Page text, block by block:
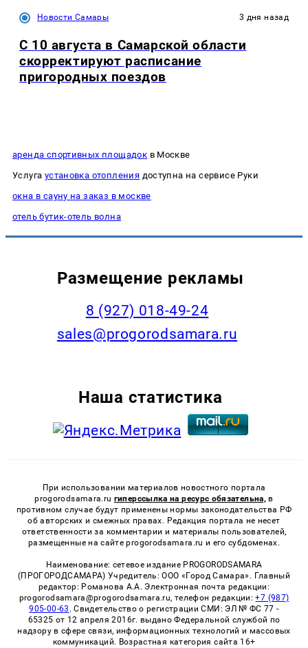
Новости Самары 3 дня назад
С 10 августа в Самарской области
скорректируют расписание
пригородных поездов
аренда спортивных площадок в Москве
Услуга установка отопления доступна на сервисе Руки
окна в сауну на заказ в москве
отель бутик-отель волна
Размещение рекламы
8 (927) 018-49-24
sales@progorodsamara.ru
Наша статистика
При использовании материалов новостного портала
progorodsamara.ru гиперссылка на ресурс обязательна, в
противном случае будут применены нормы законодательства РФ
об авторских и смежных правах. Редакция портала не несет
ответственности за комментарии и материалы пользователей,
размещенные на сайте progorodsamara.ru и его субдоменах.
Наименование: сетевое издание PROGORODSAMARA
(ПРОГОРОДСАМАРА) Учредитель: ООО «Город Самара». Главный
редактор: Романова А.А. Электронная почта редакции:
progorodsamara@progorodsamara.ru, телефон редакции:+7 (987)
905-00-63 . Свидетельство о регистрации СМИ: ЭЛ № ФС 77 -
65325 от 12 апреля 2016г. выдано Федеральной службой по
надзору в сфере связи, информационных технологий и массовых
коммуникаций. Возрастная категория сайта 16+